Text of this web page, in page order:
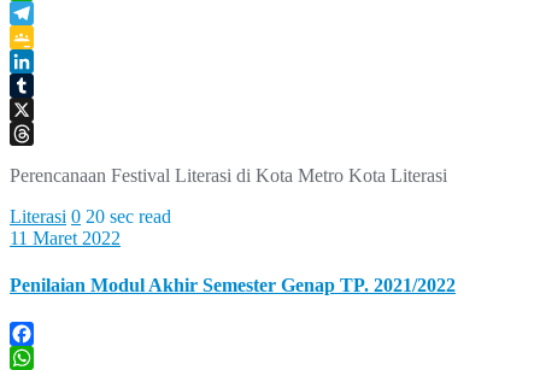
WhatsApp
Telegram
Google
Classroom
LinkedIn
Tumblr
X
Perencanaan Festival Literasi di Kota Metro Kota Literasi
Literasi 0 20 sec read
11 Maret 2022
Penilaian Modul Akhir Semester Genap TP. 2021/2022
Facebook